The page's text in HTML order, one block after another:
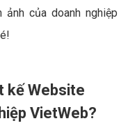
ảnh của doanh nghiệp
kế Website
VietWeb?